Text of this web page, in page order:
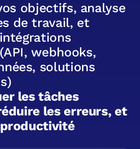
os objectifs, analyse
s de travail, et
intégrations
(API, webhooks,
nées, solutions
s)
er les tâches
éduire les erreurs, et
productivité